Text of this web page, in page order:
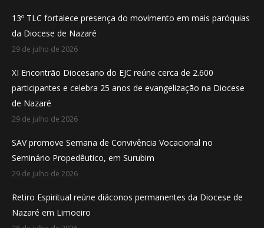
new
window
new
window
new
window
13º TLC fortalece presença do movimento em mais paróquias
da Diocese de Nazaré
29 de julho de 2026
XI Encontrão Diocesano do EJC reúne cerca de 2.600
participantes e celebra 25 anos de evangelização na Diocese
de Nazaré
29 de julho de 2026
SAV promove Semana de Convivência Vocacional no
Seminário Propedêutico, em Surubim
29 de julho de 2026
Retiro Espiritual reúne diáconos permanentes da Diocese de
Nazaré em Limoeiro